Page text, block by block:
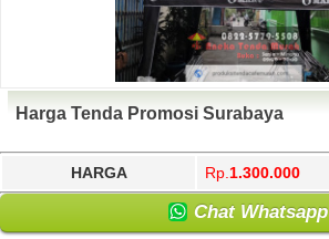
Harga Tenda Promosi Surabaya
HARGA Rp. 1.300.000
Chat Whatsapp